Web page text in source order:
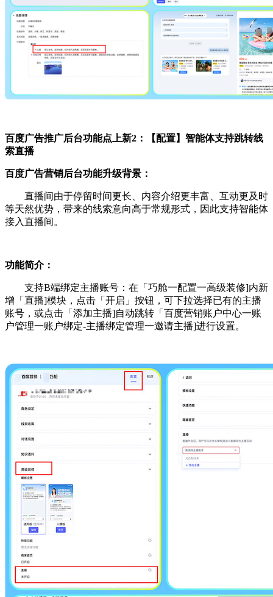
百度广告推广后台功能点上新2 ：【配置】智能体支持跳转线
索直播
百度广告营销后台功能升级背景 ：
直播间由于停留时间更长、内容介绍更丰富、互动更及时
等天然优势，带来的线索意向高于常规形式，因此支持智能体
接入直播间。
功能简介：
支持B端绑定主播账号：在「巧舱一配置一高级装修]内新
增「直播]模块，点击「开启」按钮，可下拉选择已有的主播
账号，或点击「添加主播]自动跳转「百度营销账户中心一账
户管理一账户绑定-主播绑定管理一邀请主播]进行设置。